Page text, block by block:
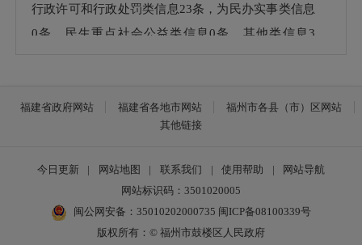
行政许可和行政处罚类信息23条，为民办实事类信息
0条，民生重点社会公益类信息0条，其他类信息 3
（二）政府信息依申请公开办理情况
群众书面主动要求公开政府信息的申请，未发生针对
况。
福建省政府网站 福建省各地市网站
福州市各县（市）区网站
其他链接
今日更新 | 网站地图 | 联系我们 | 使用帮助 |
网站导航
网站标识码：3501020005
闽公网安备：35010202000735 闽ICP备08100339号
版权所有：© 福州市鼓楼区人民政府